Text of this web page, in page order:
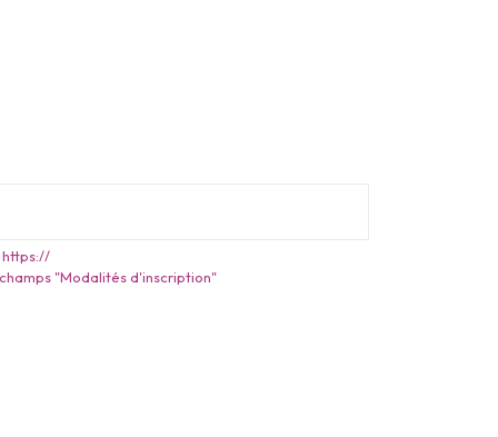
https://
"Modalités d'inscription"